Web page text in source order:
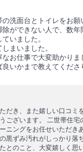
洗面台とトイレをお願
ができない人で、数年
いました。
まいました。
お仕事で大変助かりま
いかまで教えてくださ
だき、また嬉しい口コミ
ございます。 二世帯住宅
ニングをお任せいただき
黒ずみ汚れがしっかり落
とのこと、大変嬉しく思